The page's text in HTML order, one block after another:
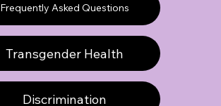
Frequently Asked Questions
Transgender Health
Discrimination